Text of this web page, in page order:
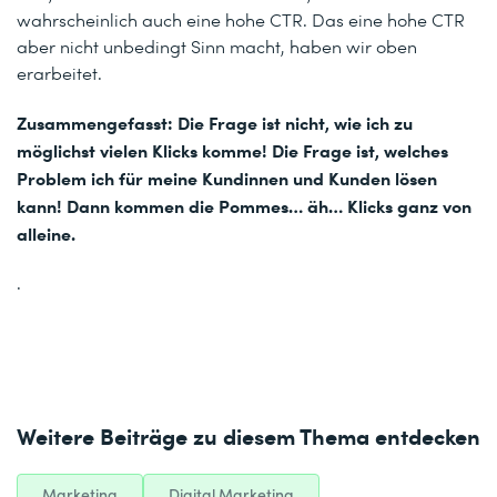
wahrscheinlich auch eine hohe CTR. Das eine hohe CTR
aber nicht unbedingt Sinn macht, haben wir oben
erarbeitet.
Zusammengefasst: Die Frage ist nicht, wie ich zu
möglichst vielen Klicks komme! Die Frage ist, welches
Problem ich für meine Kundinnen und Kunden lösen
kann! Dann kommen die Pommes… äh… Klicks ganz von
alleine.
.
Weitere Beiträge zu diesem Thema entdecken